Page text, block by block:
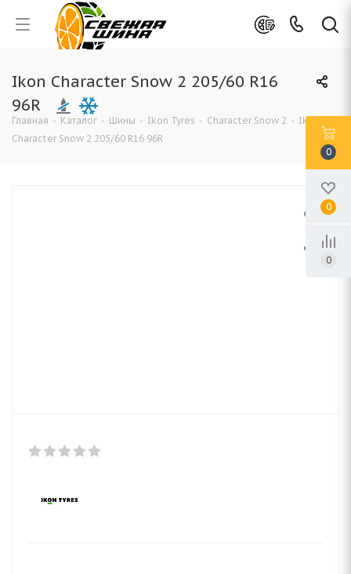
Ikon Character Snow 2 205/60 R16
96R
Главная - Каталог - Шины - Ikon Tyres - Character Snow 2 - Ikon
Character Snow 2 205/60 R16 96R
0
0
0